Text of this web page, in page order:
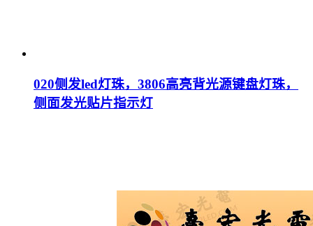
020侧发led灯珠，3806高亮背光源键盘灯珠，
侧面发光贴片指示灯